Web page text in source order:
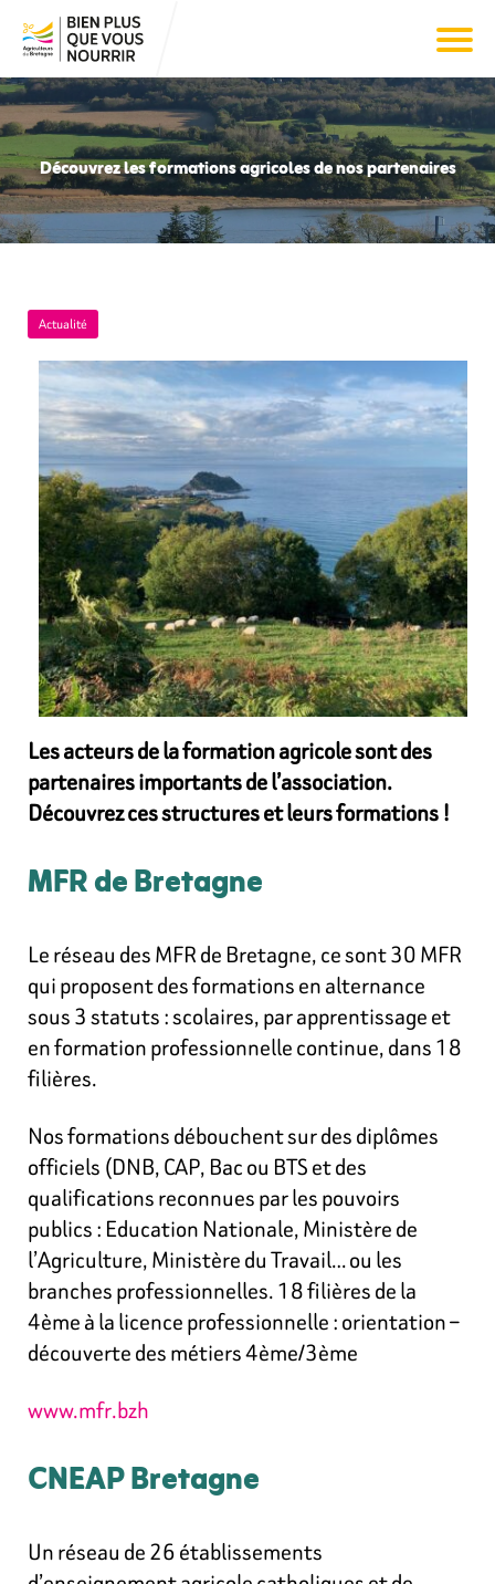
Découvrez les formations agricoles de nos partenaires
Actualité
Les acteurs de la formation agricole sont des
partenaires importants de l’association.
Découvrez ces structures et leurs formations !
MFR de Bretagne
Le réseau des MFR de Bretagne, ce sont 30 MFR
qui proposent des formations en alternance
sous 3 statuts : scolaires, par apprentissage et
en formation professionnelle continue, dans 18
filières.
Nos formations débouchent sur des diplômes
officiels (DNB, CAP, Bac ou BTS et des
qualifications reconnues par les pouvoirs
publics : Education Nationale, Ministère de
l’Agriculture, Ministère du Travail… ou les
branches professionnelles. 18 filières de la
4ème à la licence professionnelle : orientation –
découverte des métiers 4ème/3ème
www.mfr.bzh
CNEAP Bretagne
Un réseau de 26 établissements